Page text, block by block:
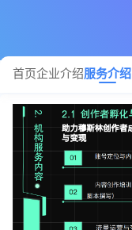
首页企业介绍服务介绍